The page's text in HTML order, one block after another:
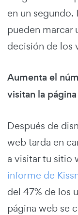
en un
pueden marcar
decisión de los
Aumenta el
visitan la
Después de
web tarda en
a visitar tu sitio
informe de
del 47% de los
página web se